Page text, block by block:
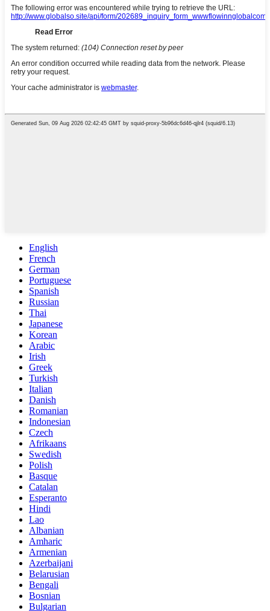
English
French
German
Portuguese
Spanish
Russian
Thai
Japanese
Korean
Arabic
Irish
Greek
Turkish
Italian
Danish
Romanian
Indonesian
Czech
Afrikaans
Swedish
Polish
Basque
Catalan
Esperanto
Hindi
Lao
Albanian
Amharic
Armenian
Azerbaijani
Belarusian
Bengali
Bosnian
Bulgarian